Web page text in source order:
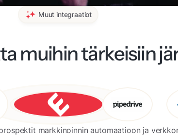
Muut integraatiot
muihin tärkeisiin
markkinoinnin automaatioon ja